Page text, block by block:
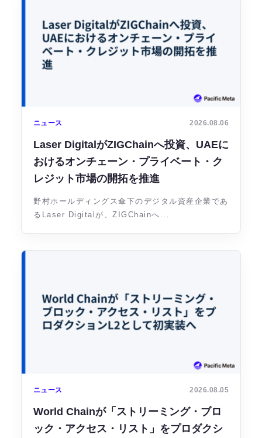
ニュース 2026.08.06
Laser DigitalがZIGChainへ投資、UAEに
おけるオンチェーン・プライベート・ク
レジット市場の開拓を推進
野村ホールディングス傘下のデジタル資産企業であ
るLaser Digitalが、ZIGChainへ...
ニュース 2026.08.05
World Chainが「ストリーミング・ブロ
ック・アクセス・リスト」をプロダクシ